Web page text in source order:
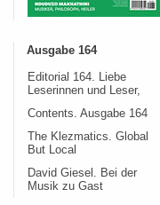
Ausgabe 164
Editorial 164. Liebe
Leserinnen und Leser,
Contents. Ausgabe 164
The Klezmatics. Global
But Local
David Giesel. Bei der
Musik zu Gast